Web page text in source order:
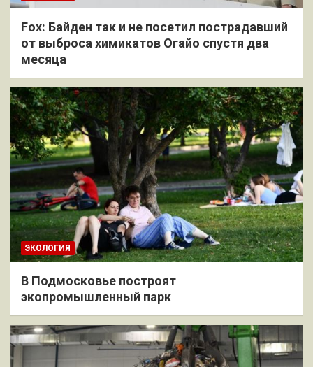
Fox: Байден так и не посетил пострадавший
от выброса химикатов Огайо спустя два
месяца
ЭКОЛОГИЯ
В Подмосковье построят
экопромышленный парк